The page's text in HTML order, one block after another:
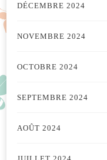
DÉCEMBRE 2024
NOVEMBRE 2024
OCTOBRE 2024
SEPTEMBRE 2024
AOÛT 2024